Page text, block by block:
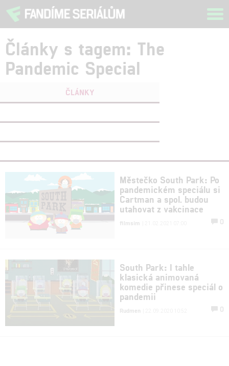
Články s tagem: The
Pandemic Special
ČLÁNKY
Městečko South Park: Po
pandemickém speciálu si
Cartman a spol. budou
utahovat z vakcinace
filmsim 0
South Park: I tahle
klasická animovaná
komedie přinese speciál o
pandemii
Rudmen 0